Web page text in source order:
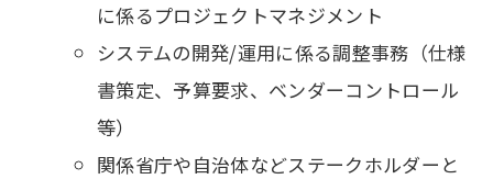
に係るプロジェクトマネジメント
システムの開発/運用に係る調整事務（仕様
書策定、予算要求、ベンダーコントロール
等）
関係省庁や自治体などステークホルダーと